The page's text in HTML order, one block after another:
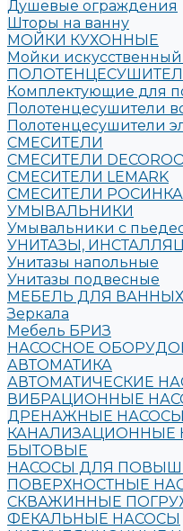
Душевые ограждения
Шторы на ванну
МОЙКИ КУХОННЫЕ
Мойки
Комплектующие для
Полотенцесушители
Полотенцесушители
СМЕСИТЕЛИ
СМЕСИТЕЛИ
СМЕСИТЕЛИ LEMARK
СМЕСИТЕЛИ РОСИНКА
УМЫВАЛЬНИКИ
Умывальники с
УНИТАЗЫ,
Унитазы напольные
Унитазы подвесные
МЕБЕЛЬ ДЛЯ
Зеркала
Мебель БРИЗ
НАСОСНОЕ
АВТОМАТИКА
АВТОМАТИЧЕСКИЕ
ВИБРАЦИОННЫЕ
ДРЕНАЖНЫЕ НАСОСЫ
КАНАЛИЗАЦИОННЫЕ
БЫТОВЫЕ
НАСОСЫ ДЛЯ
ПОВЕРХНОСТНЫЕ
СКВАЖИННЫЕ
ФЕКАЛЬНЫЕ НАСОСЫ